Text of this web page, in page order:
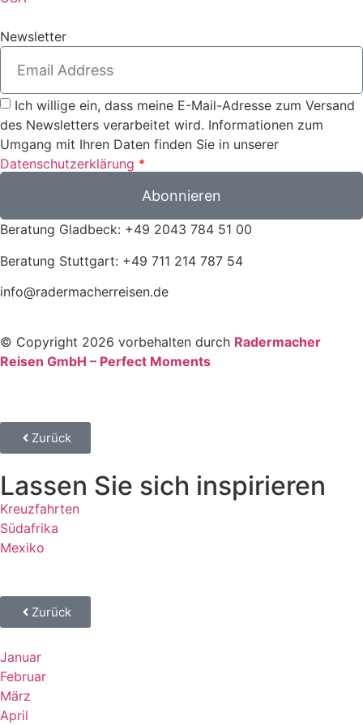
Newsletter
Ich willige ein, dass meine E-Mail-Adresse zum Versand
des Newsletters verarbeitet wird. Informationen zum
Umgang mit Ihren Daten finden Sie in unserer
Datenschutzerklärung *
Abonnieren
Beratung Gladbeck: +49 2043 784 51 00
Beratung Stuttgart: +49 711 214 787 54
info@radermacherreisen.de
© Copyright 2026 vorbehalten durch Radermacher
Reisen GmbH – Perfect Moments
Zurück
Lassen Sie sich inspirieren
Kreuzfahrten
Südafrika
Mexiko
Zurück
Januar
Februar
März
April